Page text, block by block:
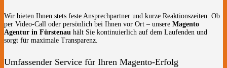
Wir bieten Ihnen stets feste Ansprechpartner und kurze Reaktionszeiten. Ob
per Video-Call oder persönlich bei Ihnen vor Ort – unsere Magento
Agentur in Fürstenau hält Sie kontinuierlich auf dem Laufenden und
sorgt für maximale Transparenz.
Umfassender Service für Ihren Magento-Erfolg